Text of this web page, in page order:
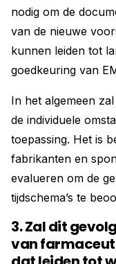
nodig om de
van de nieuwe
kunnen leiden tot
goedkeuring van
In het algemeen
de individuele
toepassing. Het is
fabrikanten en
evalueren om de
tijdschema’s te
3. Zal dit
van